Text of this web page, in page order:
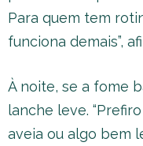
Para quem tem
funciona demais”,
À noite, se a fome
lanche leve.
aveia ou algo bem